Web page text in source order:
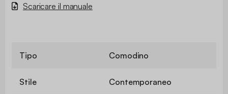
Scaricare il manuale
Tipo Comodino
Stile Contemporaneo